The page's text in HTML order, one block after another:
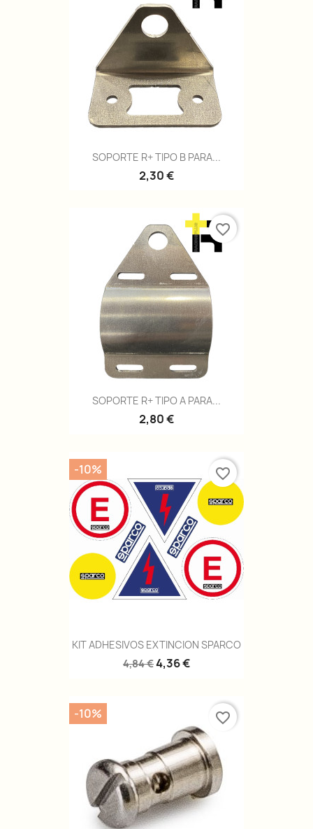
SOPORTE R+ TIPO B PARA...
2,30 €
SOPORTE R+ TIPO A PARA...
2,80 €
favorite_border
KIT ADHESIVOS EXTINCION SPARCO
4,84 €4,36 €
-10% favorite_border
-10% favorite_border